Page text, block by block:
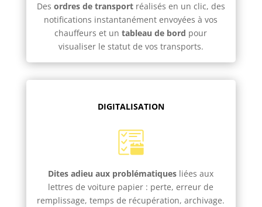
Des ordres de transportréalisés en un clic, des
notifications instantanément envoyées à vos
chauffeurs et untableau de bord pour
visualiser le statut de vos transports.
DIGITALISATION
Dites adieu aux problématiques liées aux
lettres de voiture papier : perte, erreur de
remplissage, temps de récupération, archivage.